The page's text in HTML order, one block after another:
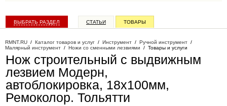
ВЫБРАТЬ РАЗДЕЛ СТАТЬИ ТОВАРЫ
RMNT.RU / Каталог товаров и услуг / Инструмент / Ручной инструмент /
Малярный инструмент / Ножи со сменными лезвиями / Товары и услуги
Нож строительный с выдвижным
лезвием Модерн,
автоблокировка, 18х100мм,
Ремоколор. Тольятти